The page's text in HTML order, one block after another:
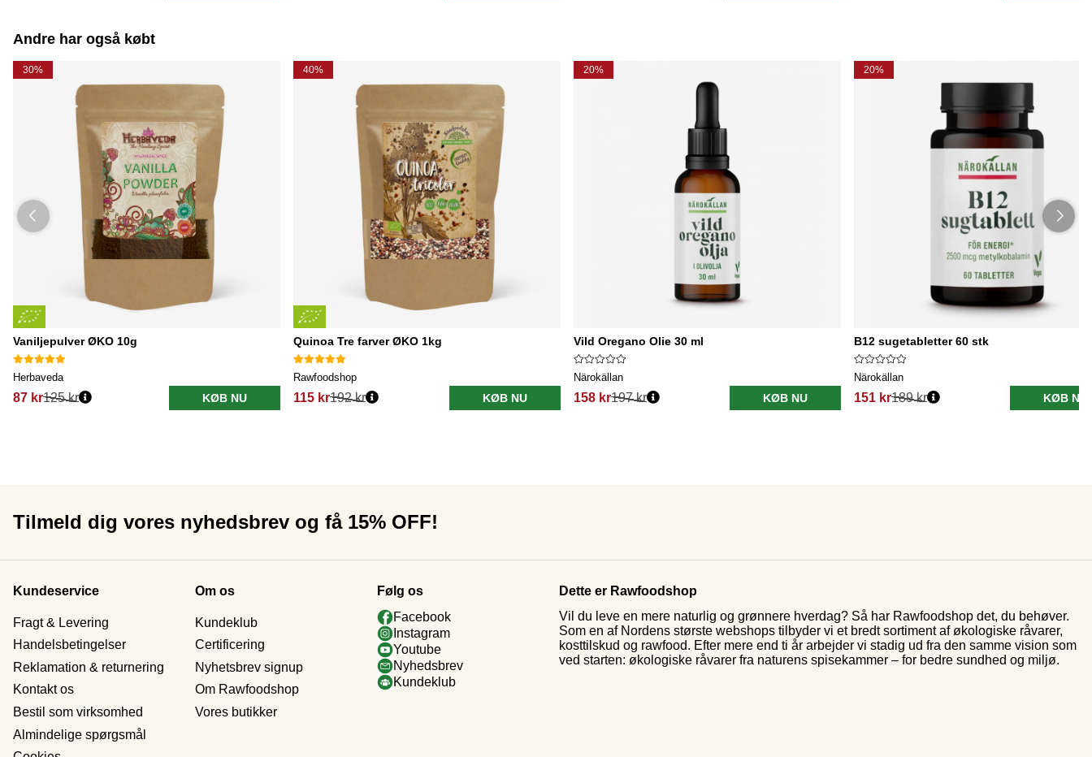
Andre har også købt
30%
Vaniljepulver ØKO 10g
Herbaveda
87 kr125 kr KØB NU
40%
Quinoa Tre farver ØKO 1kg
Rawfoodshop
115 kr192 kr KØB NU
20%
Vild Oregano Olie 30 ml
Närokällan
158 kr197 kr KØB NU
20%
B12 sugetabletter 60 stk
Närokällan
151 kr189 kr KØB NU
Tilmeld dig vores nyhedsbrev og få 15% OFF!
Kundeservice
Fragt & Levering
Handelsbetingelser
Reklamation & returnering
Kontakt os
Bestil som virksomhed
Almindelige spørgsmål
Om os
Kundeklub
Certificering
Nyhetsbrev signup
Om Rawfoodshop
Vores butikker
Følg os
Facebook
Instagram
Youtube
Nyhedsbrev
Kundeklub
Dette er Rawfoodshop
Vil du leve en mere naturlig og grønnere hverdag? Så har Rawfoodshop det, du behøver.
Som en af Nordens største webshops tilbyder vi et bredt sortiment af økologiske råvarer,
kosttilskud og rawfood. Efter mere end ti år arbejder vi stadig ud fra den samme vision som
ved starten: økologiske råvarer fra naturens spisekammer – for bedre sundhed og miljø.